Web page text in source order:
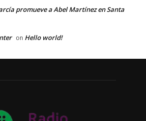
promueve a Abel Martínez en Santa
on Hello world!